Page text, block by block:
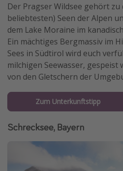
Der Pragser Wildsee gehört
beliebtesten) Seen der Alpen
dem Lake Moraine im
Ein mächtiges Bergmassiv im
Sees in Südtirol wird euch
milchigen Seewasser, gespeist
von den Gletschern der
Zum Unterkunftstipp
Schrecksee, Bayern